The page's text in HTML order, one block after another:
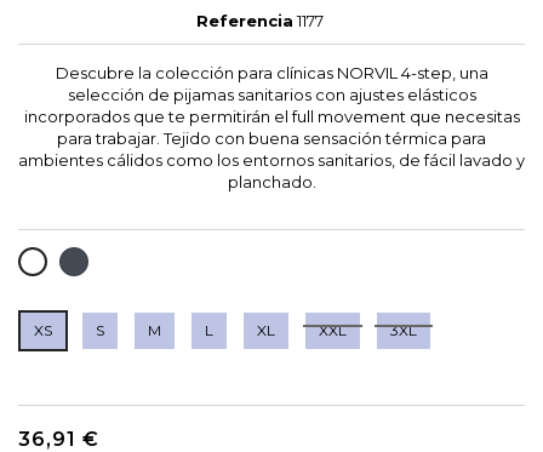
Referencia 1177
Descubre la colección para clínicas NORVIL 4-step, una
selección de pijamas sanitarios con ajustes elásticos
incorporados que te permitirán el full movement que necesitas
para trabajar. Tejido con buena sensación térmica para
ambientes cálidos como los entornos sanitarios, de fácil lavado y
planchado.
BLANCO
NEGRO
XS S M L XL XXL 3XL
36,91 €